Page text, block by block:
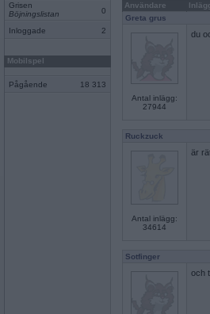
Grisen
Böjningslistan
0
Inloggade 2
Mobilspel
Pågående 18 313
Användare
Greta grus
Antal inlägg:
27944
du
Ruckzuck
Antal inlägg:
34614
är
Sotfinger
och